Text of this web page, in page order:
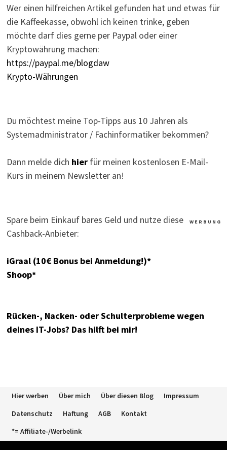
Wer einen hilfreichen Artikel gefunden hat und etwas für
die Kaffeekasse, obwohl ich keinen trinke, geben
möchte darf dies gerne per Paypal oder einer
Kryptowährung machen:
https://paypal.me/blogdaw
Krypto-Währungen
Du möchtest meine Top-Tipps aus 10 Jahren als
Systemadministrator / Fachinformatiker bekommen?
Dann melde dich hierfür meinen kostenlosen E-Mail-
Kurs in meinem Newsletter an!
W E R B U N G
Spare beim Einkauf bares Geld und nutze diese
Cashback-Anbieter:
iGraal (10€ Bonus bei Anmeldung!)*
Shoop*
Rücken-, Nacken- oder Schulterprobleme wegen
deines IT-Jobs? Das hilft bei mir!
Hier werben Über mich Über diesen Blog
Impressum
Datenschutz
Haftung AGB
Kontakt
*= Affiliate-/Werbelink